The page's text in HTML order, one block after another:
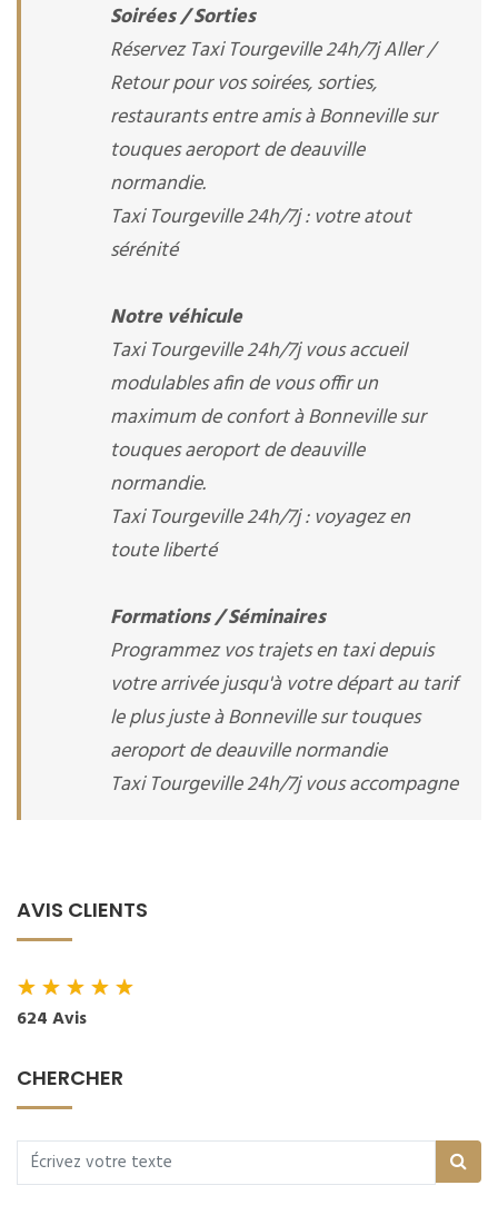
Soirées / Sorties
Réservez Taxi Tourgeville 24h/7j Aller /
Retour pour vos soirées, sorties,
restaurants entre amis à Bonneville sur
touques aeroport de deauville
normandie.
Taxi Tourgeville 24h/7j : votre atout
sérénité
Notre véhicule
Taxi Tourgeville 24h/7j vous accueil
modulables afin de vous offir un
maximum de confort à Bonneville sur
touques aeroport de deauville
normandie.
Taxi Tourgeville 24h/7j : voyagez en
toute liberté
Formations / Séminaires
Programmez vos trajets en taxi depuis
votre arrivée jusqu'à votre départ au tarif
le plus juste à Bonneville sur touques
aeroport de deauville normandie
Taxi Tourgeville 24h/7j vous accompagne
AVIS CLIENTS
★★★★★
624 Avis
CHERCHER